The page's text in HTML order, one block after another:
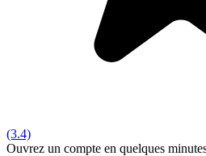
(3.4)
Ouvrez un compte en quelques